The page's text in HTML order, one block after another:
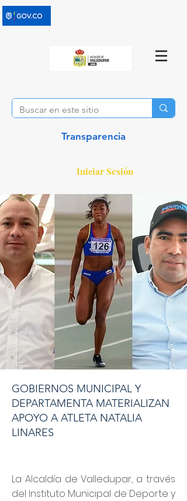
Transparencia
Iniciar Sesión
GOBIERNOS MUNICIPAL Y
DEPARTAMENTA MATERIALIZAN
APOYO A ATLETA NATALIA
LINARES
La Alcaldía de Valledupar, a través
del Instituto Municipal de Deporte y